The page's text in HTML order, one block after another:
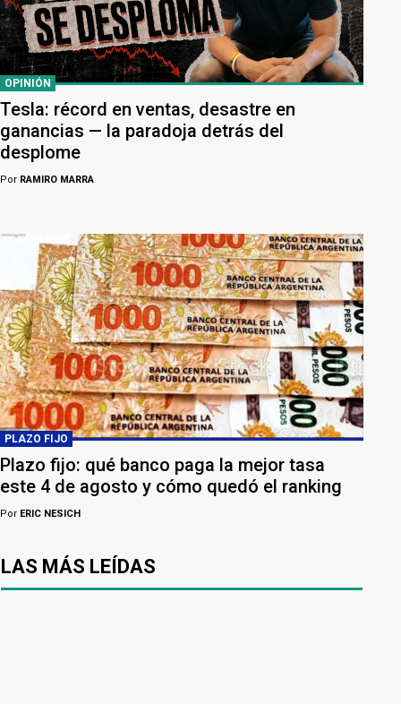
OPINIÓN
Tesla: récord en ventas, desastre en
ganancias — la paradoja detrás del
desplome
Por RAMIRO MARRA
PLAZO FIJO
Plazo fijo: qué banco paga la mejor tasa
este 4 de agosto y cómo quedó el ranking
Por ERIC NESICH
LAS MÁS LEÍDAS